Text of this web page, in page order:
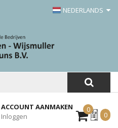
NEDERLANDS
ACCOUNT AANMAKEN
Inloggen
0Mijn
Offerte
0